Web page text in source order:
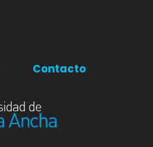
Contacto